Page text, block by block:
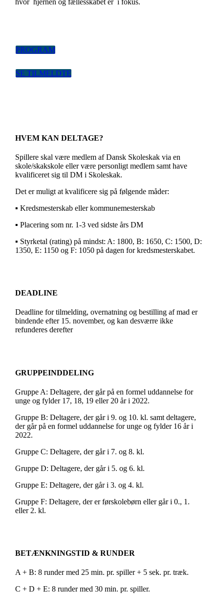
hvor hjernen og fællesskabet er i fokus.
PROGRAM
SE TILMELDTE
HVEM KAN DELTAGE?
Spillere skal være medlem af Dansk Skoleskak via en
skole/skakskole eller være personligt medlem samt have
kvalificeret sig til DM i Skoleskak.
Det er muligt at kvalificere sig på følgende måder:
▪ Kredsmesterskab eller kommunemesterskab
▪ Placering som nr. 1-3 ved sidste års DM
▪ Styrketal (rating) på mindst: A: 1800, B: 1650, C: 1500, D:
1350, E: 1150 og F: 1050 på dagen for kredsmesterskabet.
DEADLINE
Deadline for tilmelding, overnatning og bestilling af mad er
bindende efter 15. november, og kan desværre ikke
refunderes derefter
GRUPPEINDDELING
Gruppe A: Deltagere, der går på en formel uddannelse for
unge og fylder 17, 18, 19 eller 20 år i 2022.
Gruppe B: Deltagere, der går i 9. og 10. kl. samt deltagere,
der går på en formel uddannelse for unge og fylder 16 år i
2022.
Gruppe C: Deltagere, der går i 7. og 8. kl.
Gruppe D: Deltagere, der går i 5. og 6. kl.
Gruppe E: Deltagere, der går i 3. og 4. kl.
Gruppe F: Deltagere, der er førskolebørn eller går i 0., 1.
eller 2. kl.
BETÆNKNINGSTID & RUNDER
A + B: 8 runder med 25 min. pr. spiller + 5 sek. pr. træk.
C + D + E: 8 runder med 30 min. pr. spiller.